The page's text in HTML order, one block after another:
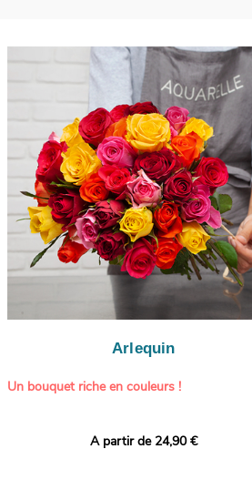
Arlequin
Un bouquet riche en couleurs !
vives pour un effet vitaminé garanti. Un
A partir de 24,90 €